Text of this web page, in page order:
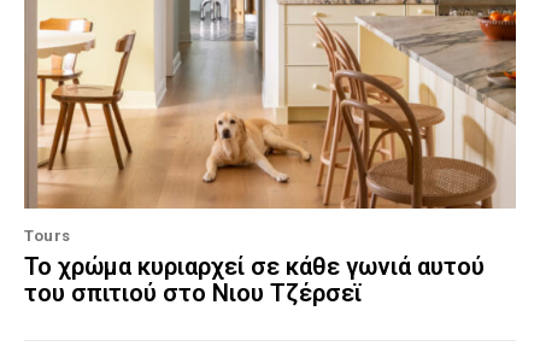
Tours
Το χρώμα κυριαρχεί σε κάθε γωνιά αυτού
του σπιτιού στο Νιου Τζέρσεϊ